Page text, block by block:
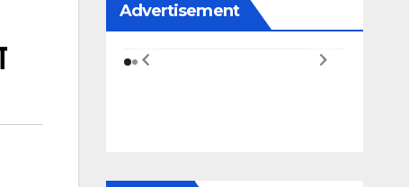
Advertisement